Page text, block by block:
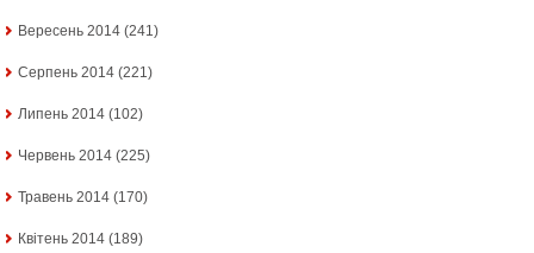
Вересень 2014 (241)
Серпень 2014 (221)
Липень 2014 (102)
Червень 2014 (225)
Травень 2014 (170)
Квітень 2014 (189)